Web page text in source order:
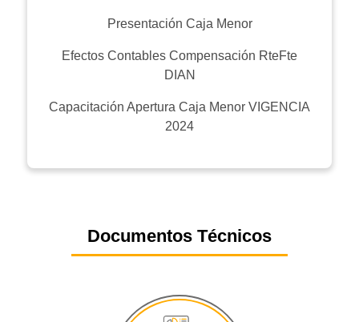
Presentación Caja Menor
Efectos Contables Compensación RteFte
DIAN
Capacitación Apertura Caja Menor VIGENCIA
2024
Documentos Técnicos